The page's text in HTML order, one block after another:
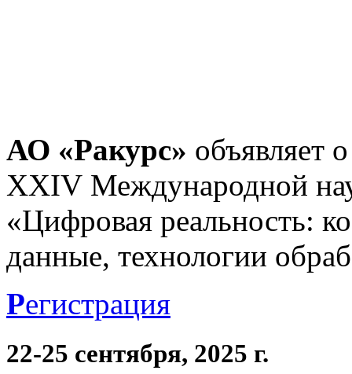
АО «Ракурс» объявляет
XXIV Международной
«Цифровая реальность:
данные, технологии
Регистрация
22-25 сентября, 2025 г.